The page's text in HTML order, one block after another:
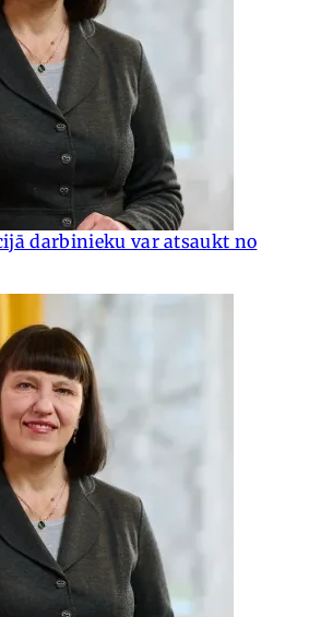
darbinieku var atsaukt no